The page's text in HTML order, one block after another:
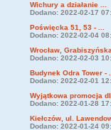
Wichury a działanie ...
Dodano: 2022-02-17
Poświęcka 51, 53 - ...
Dodano: 2022-02-04
Wrocław, Grabiszyńska
Dodano: 2022-02-03
Budynek Odra Tower - ...
Dodano: 2022-02-01
Wyjątkowa promocja
Dodano: 2022-01-28
Kiełczów, ul.
Dodano: 2022-01-24